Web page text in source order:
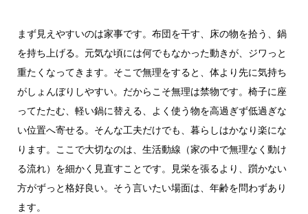
まず見えやすいのは家事です。布団を干す、床の物を拾う、鍋
を持ち上げる。元気な頃には何でもなかった動きが、ジワっと
重たくなってきます。そこで無理をすると、体より先に気持ち
がしょんぼりしやすい。だからこそ無理は禁物です。椅子に座
ってたたむ、軽い鍋に替える、よく使う物を高過ぎず低過ぎな
い位置へ寄せる。そんな工夫だけでも、暮らしはかなり楽にな
ります。ここで大切なのは、生活動線（家の中で無理なく動け
る流れ）を細かく見直すことです。見栄を張るより、躓かない
方がずっと格好良い。そう言いたい場面は、年齢を問わずあり
ます。